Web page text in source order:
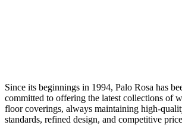
Since its beginnings in 1994, Palo Rosa has
committed to offering the latest collections of
floor coverings, always maintaining high-
standards, refined design, and competitive